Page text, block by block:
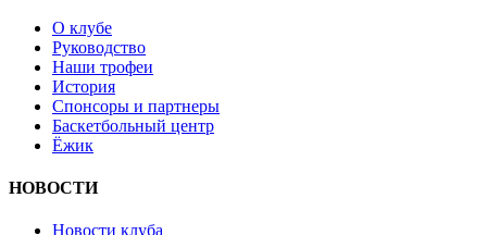
О клубе
Руководство
Наши трофеи
История
Спонсоры и партнеры
Баскетбольный центр
Ёжик
НОВОСТИ
Новости клуба